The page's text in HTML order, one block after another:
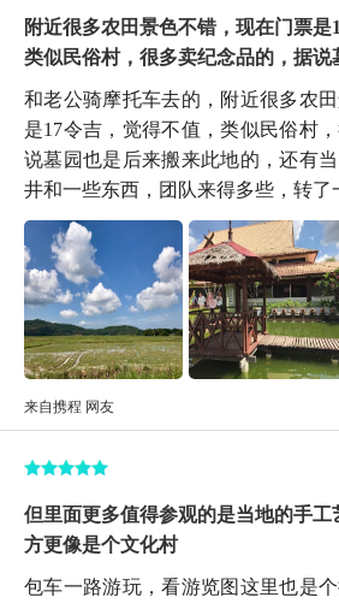
附近很多农田景色不错，现在门票是
类似民俗村，很多卖纪念品的，据说
和老公骑摩托车去的，附近很多农
是17令吉，觉得不值，类似民俗村
说墓园也是后来搬来此地的，还有
井和一些东西，团队来得多些，转了
来自携程 网友
但里面更多值得参观的是当地的手工
方更像是个文化村
包车一路游玩，看游览图这里也是个